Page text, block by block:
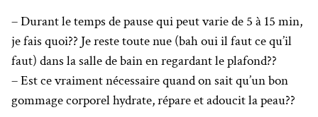
– Durant le temps de pause qui peut varie de 5 à 15 min,
je fais quoi?? Je reste toute nue (bah oui il faut ce qu’il
faut) dans la salle de bain en regardant le plafond??
– Est ce vraiment nécessaire quand on sait qu’un bon
gommage corporel hydrate, répare et adoucit la peau??